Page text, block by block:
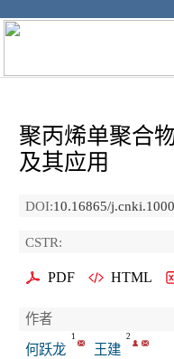
聚丙烯单聚合
及其应用
DOI:10.16865/
CSTR:
PDF HTML
作者
何跃龙
1
王建
2